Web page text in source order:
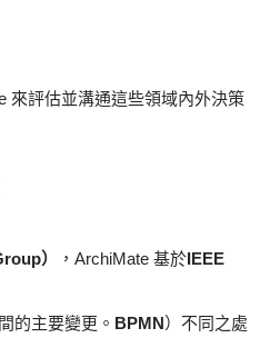
來評估並溝通這些領域內外決策
） ，ArchiMate 基於IEEE
的主要變更。 BPMN）不同之處